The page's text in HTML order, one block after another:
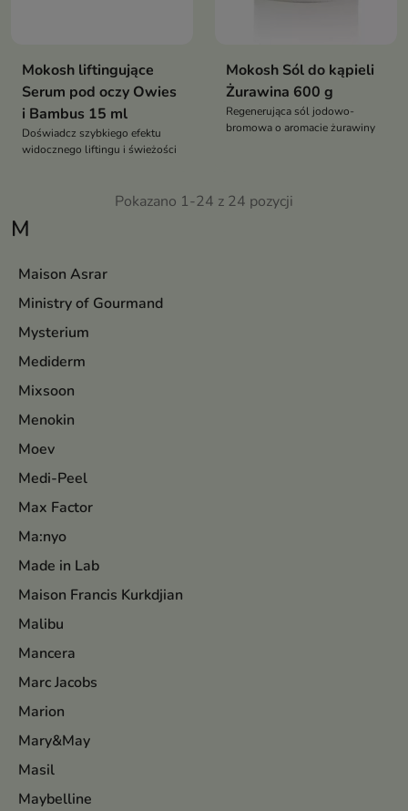
M
Maison Asrar
Ministry of Gourmand
Mysterium
Mediderm
Mixsoon
Menokin
Moev
Medi-Peel
Max Factor
Ma:nyo
Made in Lab
Maison Francis Kurkdjian
Malibu
Mancera
Marc Jacobs
Marion
Mary&May
Masil
Maybelline
Mokosh liftingujące
Serum pod oczy Owies
i Bambus 15 ml
Doświadcz szybkiego efektu
widocznego liftingu i świeżości
Mokosh Sól do kąpieli
Żurawina 600 g
Regenerująca sól jodowo-
bromowa o aromacie żurawiny
Pokazano 1-24 z 24 pozycji